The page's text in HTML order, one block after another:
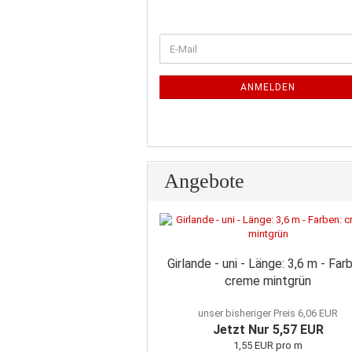
ZUR
E-
Mail
ANMELDEN
Angebote
Girlande - uni - Länge: 3,6 m -
creme mintgrün
unser bisheriger Preis 6,06 EUR
Jetzt Nur 5,57 EUR
1,55 EUR pro m